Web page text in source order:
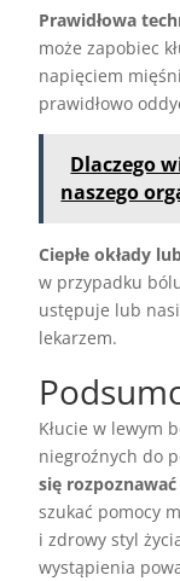
Prawidłowa
może zapobiec
napięciem
prawidłowo
Dlaczego
naszego
Ciepłe okłady
w przypadku
ustępuje lub
lekarzem.
Kłucie w lewym
niegroźnych do
się
szukać pomocy
i zdrowy styl
wystąpienia